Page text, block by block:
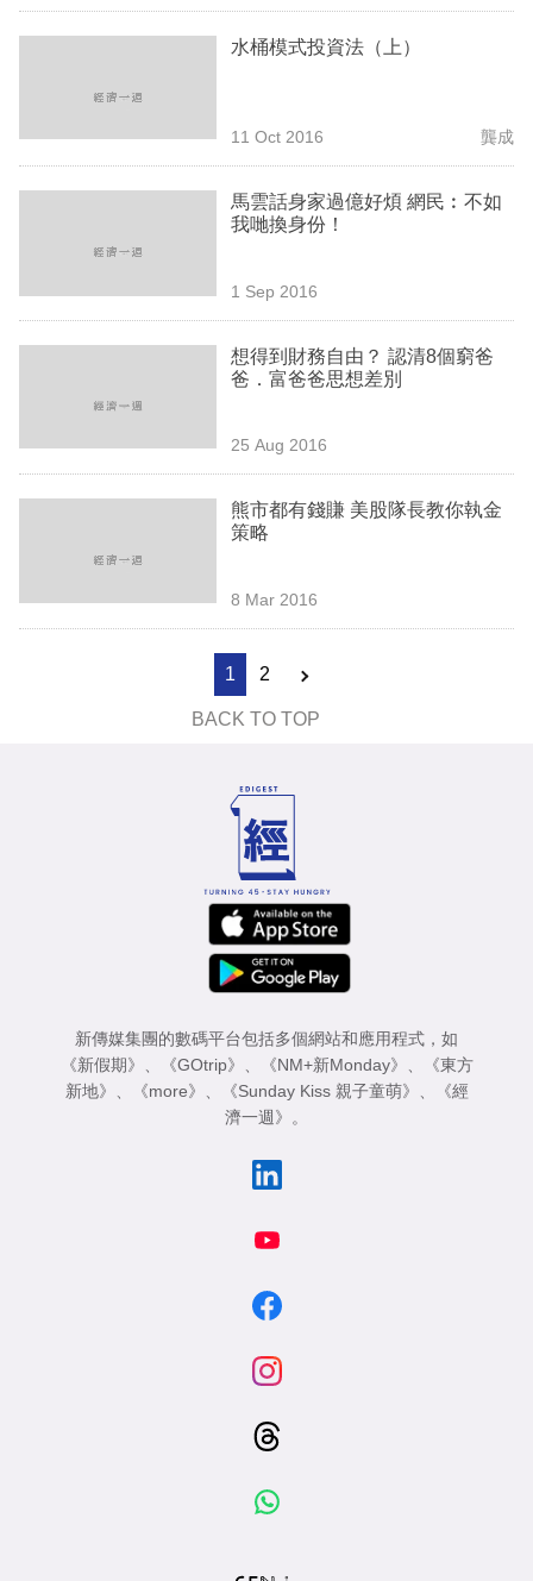
區
水桶模式投資法（上）
11 Oct 2016 龔成
馬雲話身家過億好煩 網民︰不如
我哋換身份！
1 Sep 2016
想得到財務自由？ 認清8個窮爸
爸．富爸爸思想差別
25 Aug 2016
熊市都有錢賺 美股隊長教你執金
策略
8 Mar 2016
1 2
BACK TO TOP
新傳媒集團的數碼平台包括多個網站和應用程式，如
《新假期》 、 《GOtrip》 、 《NM+新Monday》 、
《東方
新地》 、 《more》 、 《Sunday Kiss 親子童萌》 、
《經
濟一週》 。